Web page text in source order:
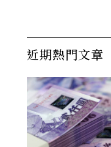
近期熱門文章